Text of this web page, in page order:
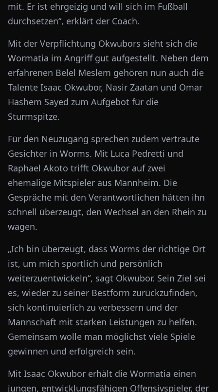
mit. Er ist ehrgeizig und will sich im Fußball
durchsetzen“, erklärt der Coach.
Mit der Verpflichtung Okwubors sieht sich die
Wormatia im Angriff gut aufgestellt. Neben dem
erfahrenen Belel Meslem gehören nun auch die
Talente Isaac Okwubor, Nasir Zaatan und Omar
Hashem Sayed zum Aufgebot für die
Sturmspitze.
Für den Neuzugang sprechen zudem vertraute
Gesichter in Worms. Mit Luca Pedretti und
Raphael Akoto trifft Okwubor auf zwei
ehemalige Mitspieler aus Mannheim. Die
Gespräche mit den Verantwortlichen hätten ihn
schnell überzeugt, den Wechsel an den Rhein zu
wagen.
„Ich bin überzeugt, dass Worms der richtige Ort
ist, um mich sportlich und persönlich
weiterzuentwickeln“, sagt Okwubor. Sein Ziel sei
es, wieder zu seiner Bestform zurückzufinden,
sich kontinuierlich zu verbessern und der
Mannschaft mit starken Leistungen zu helfen.
Gemeinsam wolle man möglichst viele Spiele
gewinnen und erfolgreich sein.
Mit Isaac Okwubor erhält die Wormatia einen
jungen, entwicklungsfähigen Offensivspieler, der